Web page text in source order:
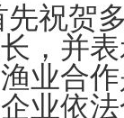
先祝贺
，并
业合
业依